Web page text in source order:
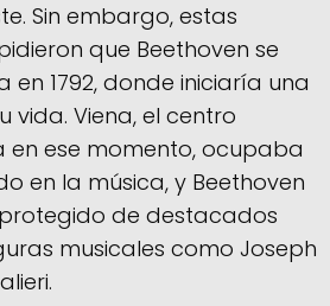
Sin embargo, estas
que Beethoven se
1792, donde iniciaría una
vida. Viena, el centro
en ese momento, ocupaba
en la música, y Beethoven
de destacados
musicales como Joseph